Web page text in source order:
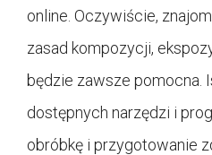
online. Oczywiście,
zasad kompozycji,
będzie zawsze pomocna.
dostępnych narzędzi i
obróbkę i przygotowanie